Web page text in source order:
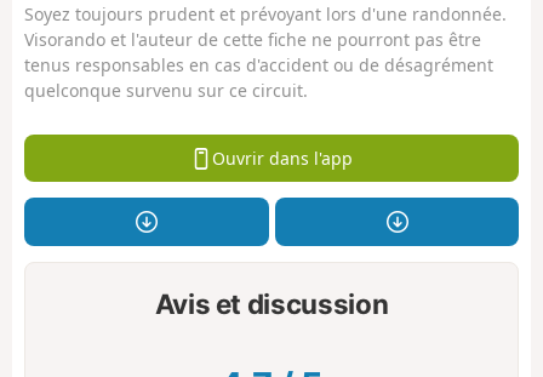
Soyez toujours prudent et prévoyant lors d'une randonnée.
Visorando et l'auteur de cette fiche ne pourront pas être
tenus responsables en cas d'accident ou de désagrément
quelconque survenu sur ce circuit.
Ouvrir dans l'app
Avis et discussion